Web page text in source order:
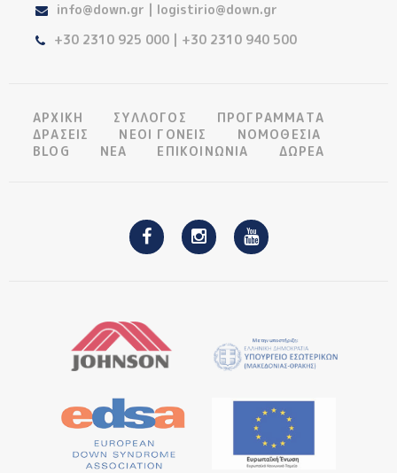
info@down.gr | logistirio@down.gr
+30 2310 925 000 | +30 2310 940 500
ΑΡΧΙΚΗ ΣΥΛΛΟΓΟΣ
ΠΡΟΓΡΑΜΜΑΤΑ
ΔΡΑΣΕΙΣ
ΝΕΟΙ ΓΟΝΕΙΣ
ΝΟΜΟΘΕΣΙΑ
BLOG
ΝΕΑ ΕΠΙΚΟΙΝΩΝΙΑ ΔΩΡΕΑ